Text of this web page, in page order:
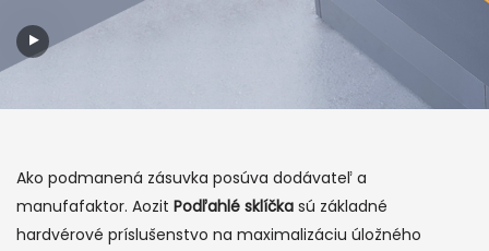
Ako podmanená zásuvka posúva dodávateľ a
manufafaktor. Aozit Podľahlé sklíčka sú základné
hardvérové ​​príslušenstvo na maximalizáciu úložného